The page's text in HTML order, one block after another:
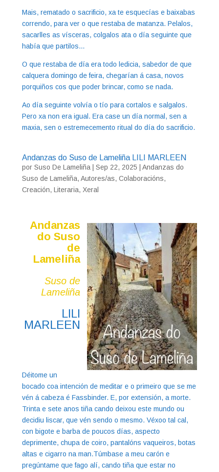
Mais, rematado o sacrificio, xa te esquecías e baixabas
correndo, para ver o que restaba de matanza. Pelalos,
sacarlles as vísceras, colgalos ata o día seguinte que
había que partilos…
O que restaba de día era todo ledicia, sabedor de que
calquera domingo de feira, chegarían á casa, novos
porquiños cos que poder brincar, como se nada.
Ao día seguinte volvía o tío para cortalos e salgalos.
Pero xa non era igual. Era case un día normal, sen a
maxia, sen o estremecemento ritual do día do sacrificio.
Andanzas do Suso de Lameliña LILI MARLEEN
por Suso De Lameliña| Sep 22, 2025
Andanzas do
Suso de Lameliña, Autores/as, Colaboracións,
Creación, Literaria, Xeral
Andanzas
do Suso
de
Lameliña
Suso de
Lameliña
LILI
MARLEEN
Déitome un
bocado coa intención de meditar e o primeiro que se me
vén á cabeza é Fassbinder. E, por extensión, a morte.
Trinta e sete anos tiña cando deixou este mundo ou
decidiu liscar, que vén sendo o mesmo. Véxoo tal cal,
con bigote e barba de poucos días, aspecto
deprimente, chupa de coiro, pantalóns vaqueiros, botas
altas e cigarro na man.Túmbase a meu carón e
pregúntame que fago alí, cando tiña que estar no